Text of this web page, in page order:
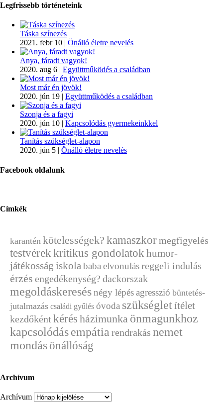
Legfrissebb történeteink
Táska színezés
2021. febr 10 | Önálló életre nevelés
Anya, fáradt vagyok!
2020. aug 6 | Együttműködés a családban
Most már én jövök!
2020. jún 19 | Együttműködés a családban
Szonja és a fagyi
2020. jún 10 | Kapcsolódás gyermekeinkkel
Tanítás szükséglet-alapon
2020. jún 5 | Önálló életre nevelés
Facebook oldalunk
Címkék
karantén kötelességek? kamaszkormegfigyelés
testvérekkritikus gondolatokhumor-
játékosság iskola babaelvonulásreggeli indulás
érzés engedékenység? dackorszak
megoldáskeresésnégy lépésagresszió büntetés-
jutalmazás családi gyűlés óvoda szükségletítélet
kezdőként kérés házimunka önmagunkhoz
kapcsolódásempátia rendrakás nemet
mondásönállóság
Archívum
Archívum